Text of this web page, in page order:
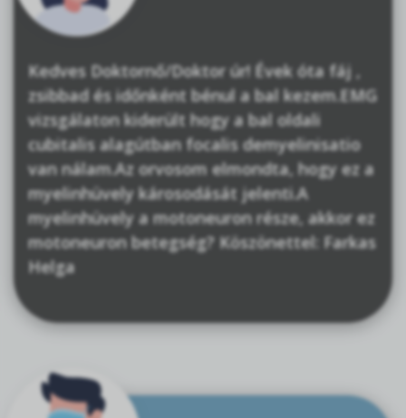
Kedves Doktornő/Doktor úr! Évek óta fáj ,
zsibbad és időnként bénul a bal kezem.EMG
vizsgálaton kiderült hogy a bal oldali
cubitalis alagútban focalis demyelinisatio
van nálam.Az orvosom elmondta, hogy ez a
myelinhüvely károsodását jelenti.A
myelinhüvely a motoneuron része, akkor ez
motoneuron betegség? Köszönettel: Farkas
Helga